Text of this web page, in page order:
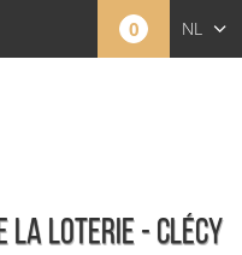
0 NL
LA LOTERIE - CLÉCY